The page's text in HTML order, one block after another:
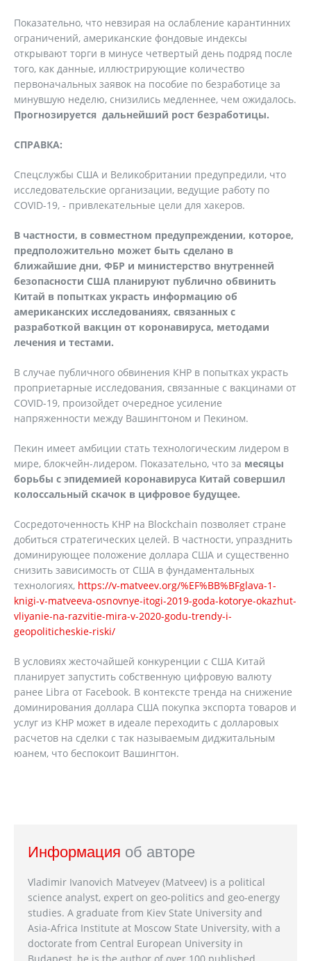
Показательно, что невзирая на ослабление карантинних
ограничений, американские фондовые индексы
открывают торги в минусе четвертый день подряд после
того, как данные, иллюстрирующие количество
первоначальных заявок на пособие по безработице за
минувшую неделю, снизились медленнее, чем ожидалось.
Прогнозируется дальнейший рост безработицы.
СПРАВКА:
Спецслужбы США и Великобритании предупредили, что
исследовательские организации, ведущие работу по
COVID-19, - привлекательные цели для хакеров.
В частности, в совместном предупреждении, которое,
предположительно может быть сделано в
ближайшие дни, ФБР и министерство внутренней
безопасности США планируют публично обвинить
Китай в попытках украсть информацию об
американских исследованиях, связанных с
разработкой вакцин от коронавируса, методами
лечения и тестами.
В случае публичного обвинения КНР в попытках украсть
проприетарные исследования, связанные с вакцинами от
COVID-19, произойдет очередное усиление
напряженности между Вашингтоном и Пекином.
Пекин имеет амбиции стать технологическим лидером в
мире, блокчейн-лидером. Показательно, что за месяцы
борьбы с эпидемией коронавируса Китай совершил
колоссальный скачок в цифровое будущее.
Сосредоточенность КНР на Blockchain позволяет стране
добиться стратегических целей. В частности, упразднить
доминирующее положение доллара США и существенно
снизить зависимость от США в фундаментальных
технологиях, https://v-matveev.org/%EF%BB%BFglava-1-
knigi-v-matveeva-osnovnye-itogi-2019-goda-kotorye-okazhut-
vliyanie-na-razvitie-mira-v-2020-godu-trendy-i-
geopoliticheskie-riski/
В условиях жесточайшей конкуренции с США Китай
планирует запустить собственную цифровую валюту
ранее Libra от Facebook. В контексте тренда на снижение
доминирования доллара США покупка экспорта товаров и
услуг из КНР может в идеале переходить с долларовых
расчетов на сделки с так называемым диджитальным
юанем, что беспокоит Вашингтон.
Информация об авторе
Vladimir Ivanovich Matveyev (Matveev) is a political
science analyst, expert on geo-politics and geo-energy
studies. A graduate from Kiev State University and
Asia-Africa Institute at Moscow State University, with a
doctorate from Central European University in